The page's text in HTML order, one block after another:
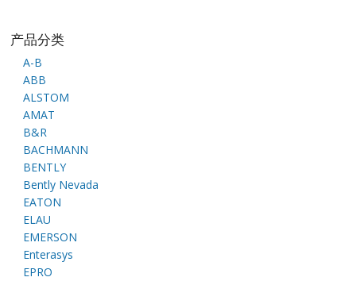
产品分类
A-B
ABB
ALSTOM
AMAT
B&R
BACHMANN
BENTLY
Bently Nevada
EATON
ELAU
EMERSON
Enterasys
EPRO